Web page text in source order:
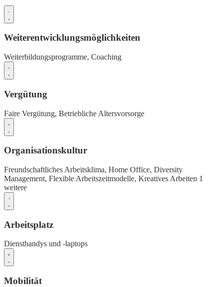
Weiterentwicklungsmöglichkeiten
Weiterbildungsprogramme, Coaching
Vergütung
Faire Vergütung, Betriebliche Altersvorsorge
Organisationskultur
Freundschaftliches Arbeitsklima, Home Office, Diversity
Management, Flexible Arbeitszeitmodelle, Kreatives Arbeiten 1
weitere
Arbeitsplatz
Diensthandys und -laptops
Mobilität